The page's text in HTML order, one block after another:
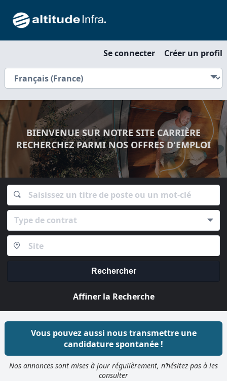
Se connecter Créer un profil
BIENVENUE SUR NOTRE SITE CARRIÈRE
RECHERCHEZ PARMI NOS OFFRES D'EMPLOI
Type de contrat
Rechercher
Affiner la Recherche
Vous pouvez aussi nous transmettre une
candidature spontanée !
Nos annonces sont mises à jour régulièrement, n’hésitez pas à les
consulter